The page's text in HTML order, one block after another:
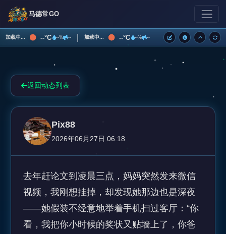
马德常GO
加载中... --°C --% -- | 加载中... --°C --% --
返回动态列表
Pix88
2026年06月27日 06:18
去年赶论文到凌晨三点，妈妈突然发来微信
视频，我刚想挂掉，却发现她那边也是深夜
——她假装不经意地举着手机扫过客厅：“你
看，我把你小时候的奖状又贴墙上了，你爸